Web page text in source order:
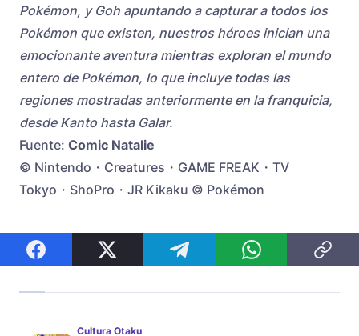
Pokémon, y Goh apuntando a capturar a todos los
Pokémon que existen, nuestros héroes inician una
emocionante aventura mientras exploran el mundo
entero de Pokémon, lo que incluye todas las
regiones mostradas anteriormente en la franquicia,
desde Kanto hasta Galar.
Fuente: Comic Natalie
© Nintendo・Creatures・GAME FREAK・TV
Tokyo・ShoPro・JR Kikaku © Pokémon
Cultura Otaku